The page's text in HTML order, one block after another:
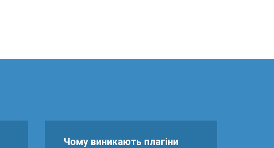
Чому виникають плагіни